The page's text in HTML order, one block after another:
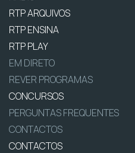
RTP ARQUIVOS
RTP ENSINA
RTP PLAY
EM DIRETO
REVER PROGRAMAS
CONCURSOS
PERGUNTAS FREQUENTES
CONTACTOS
CONTACTOS